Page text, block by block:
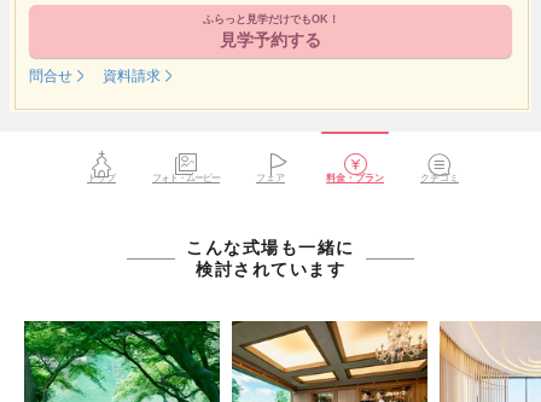
ふらっと見学だけでもOK！
見学予約する
問合せ 資料請求
トップ フォト・ムービー フェア 料金・プラン クチコミ
こんな式場も一緒に
検討されています